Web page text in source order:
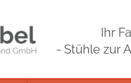
Ihr
- Stühle zur